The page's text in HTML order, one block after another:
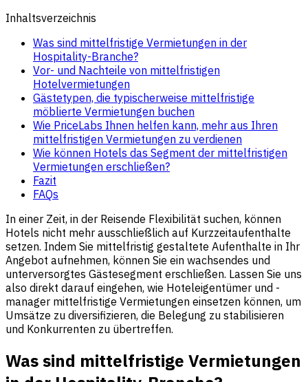
Inhaltsverzeichnis
Was sind mittelfristige Vermietungen in der
Hospitality-Branche?
Vor- und Nachteile von mittelfristigen
Hotelvermietungen
Gästetypen, die typischerweise mittelfristige
möblierte Vermietungen buchen
Wie PriceLabs Ihnen helfen kann, mehr aus Ihren
mittelfristigen Vermietungen zu verdienen
Wie können Hotels das Segment der mittelfristigen
Vermietungen erschließen?
Fazit
FAQs
In einer Zeit, in der Reisende Flexibilität suchen, können
Hotels nicht mehr ausschließlich auf Kurzzeitaufenthalte
setzen. Indem Sie mittelfristig gestaltete Aufenthalte in Ihr
Angebot aufnehmen, können Sie ein wachsendes und
unterversorgtes Gästesegment erschließen. Lassen Sie uns
also direkt darauf eingehen, wie Hoteleigentümer und -
manager mittelfristige Vermietungen einsetzen können, um
Umsätze zu diversifizieren, die Belegung zu stabilisieren
und Konkurrenten zu übertreffen.
Was sind mittelfristige Vermietungen